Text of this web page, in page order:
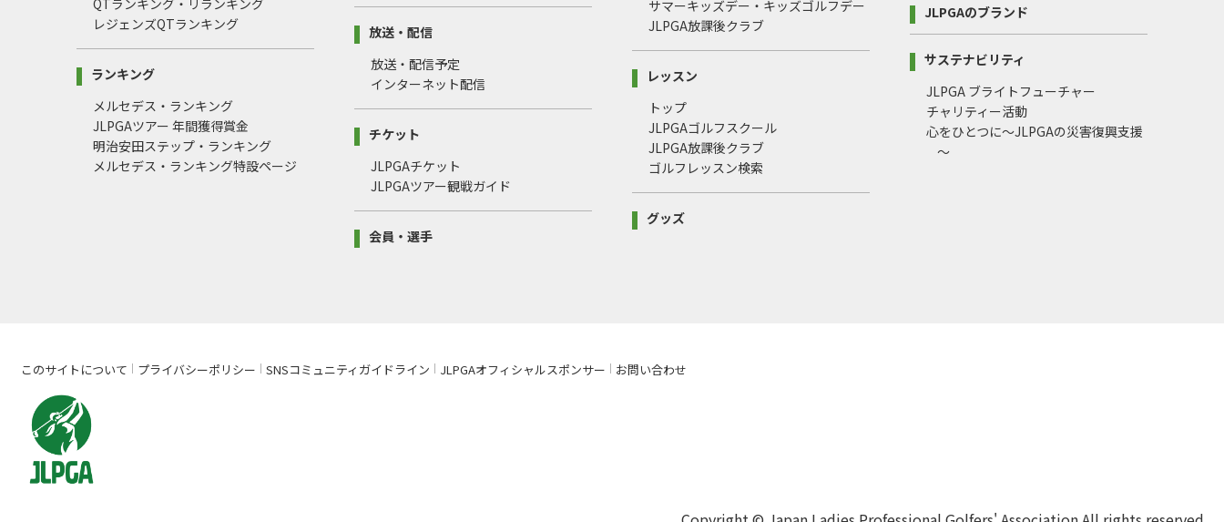
QTランキング・リランキング
レジェンズQTランキング
ランキング
メルセデス・ランキング
JLPGAツアー 年間獲得賞金
明治安田ステップ・ランキング
メルセデス・ランキング特設ページ
放送・配信
放送・配信予定
インターネット配信
チケット
JLPGAチケット
JLPGAツアー観戦ガイド
会員・選手
サマーキッズデー・キッズゴルフデー
JLPGA放課後クラブ
レッスン
トップ
JLPGAゴルフスクール
JLPGA放課後クラブ
ゴルフレッスン検索
グッズ
JLPGAのブランド
サステナビリティ
JLPGA ブライトフューチャー
チャリティー活動
心をひとつに～JLPGAの災害復興支援
～
このサイトについて プライバシーポリシー SNSコミュニティガイドライン JLPGAオフィシャルスポンサー お問い合わせ